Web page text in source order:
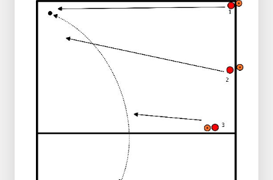
con calma 1. Poi di nuovo.
Poi di nuovo. 1b passa sotto la rete per
aiutare a difendere.
Con 4 giocatori, il 2 corrispondente
all'attacco successivo è corrispondente
L'attacco tranquillo si alterna ai flipper.